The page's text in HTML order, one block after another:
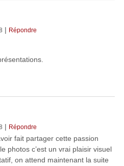
| Répondre
| Répondre
fait partager cette passion
photos c’est un vrai plaisir visuel
on attend maintenant la suite